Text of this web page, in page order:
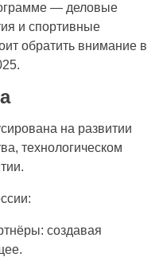
— деловые
и спортивные
обратить внимание в
на развитии
технологическом
создавая